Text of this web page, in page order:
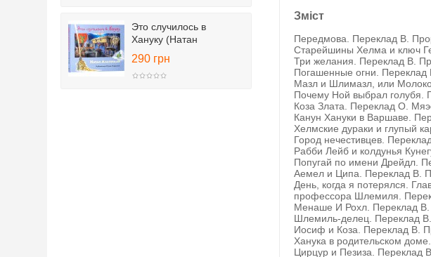
Это случилось в
Хануку (Натан
Альтерман)
290 грн
Зміст
Передмова. Переклад В.
Старейшины Хелма и ключ
Три желания. Переклад В.
Погашенные огни. Переклад
Мазл и Шлимазл, или
Почему Ной выбрал голубя.
Коза Злата. Переклад О.
Канун Хануки в Варшаве.
Хелмские дураки и глупый
Город нечестивцев.
Рабби Лейб и колдунья
Попугай по имени Дрейдл.
Аемел и Ципа. Переклад В.
День, когда я потерялся.
профессора Шлемиля.
Менаше И Рохл. Переклад В.
Шлемиль-делец. Переклад В.
Иосиф и Коза. Переклад В.
Ханука в родительском
Цирцур и Пезиза. Переклад